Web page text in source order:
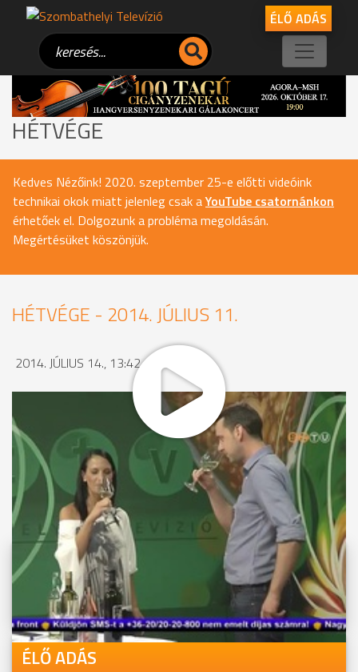
ÉLŐ ADÁS
HÉTVÉGE
Kedves Nézőink! 2020. szeptember 25-e előtti videóink
technikai okok miatt jelenleg csak aYouTube csatornánkon
érhetőek el. Dolgozunk a probléma megoldásán.
Megértésüket köszönjük.
HÉTVÉGE - 2014. JÚLIUS 11.
2014. JÚLIUS 14., 13:42
MEGOSZTÁS
Videóink megtekinthetőek
Youtube-csatornánkon is!
ÉLŐ ADÁS